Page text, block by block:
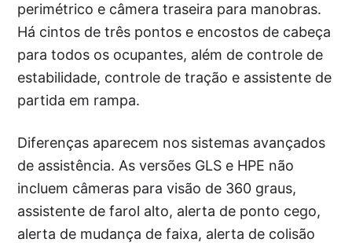
perimétrico e câmera traseira para manobras.
Há cintos de três pontos e encostos de cabeça
para todos os ocupantes, além de controle de
estabilidade, controle de tração e assistente de
partida em rampa.
Diferenças aparecem nos sistemas avançados
de assistência. As versões GLS e HPE não
incluem câmeras para visão de 360 graus,
assistente de farol alto, alerta de ponto cego,
alerta de mudança de faixa, alerta de colisão